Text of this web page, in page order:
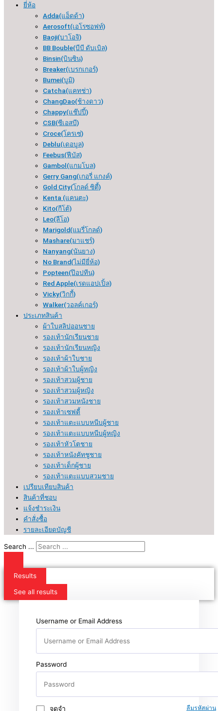
ยี่ห้อ
Adda(แอ็ดด้า)
Aerosoft(เอโรซอฟท์)
Baoji(บาโอจิ)
BB Bouble(บีบี ดับเบิล)
Binsin(บินซิน)
Breaker(เบรกเกอร์​)
Bumei(บูมิ)
Catcha(แคทช่า)
ChangDao(ช้างดาว)
Chappy(แช๊ปปี้)
CSB(ซีเอสบี)
Croce(โครเซ่)
Deblu(เดอบูล)
Feebus(ฟีบัส)
Gambol(แกมโบล)
Gerry Gang(เกอรี่ แกงค์)
Gold City(โกลด์ ซิตี้)
Kenta (แคนตะ)
Kito(กีโต้)
Leo(ลีโอ)
Marigold(แมรี่โกลด์)
Mashare(มาแชร์)
Nanyang(นันยาง)
No Brand(ไม่มียี่ห้อ)
Popteen(ป๊อปทีน)
Red Apple(เรดแอปเปิ้ล)
Vicky(วิกกี้)
Walker(วอลค์เกอร์)
ประเภทสินค้า
ผ้าใบสลิปออนชาย
รองเท้านักเรียนชาย
รองเท้านักเรียนหญิง
รองเท้าผ้าใบชาย
รองเท้าผ้าใบผู้หญิง
รองเท้าสวมผู้ชาย
รองเท้าสวมผู้หญิง
รองเท้าสวมหนังชาย
รองเท้าเซฟตี้
รองเท้าแตะแบบหนีบผู้ชาย
รองเท้าแตะแบบหนีบผู้หญิง
รองเท้าหัวโตชาย
รองเท้าหนังคัทชูชาย
รองเท้าเด็กผู้ชาย
รองเท้าแตะแบบสวมชาย
เปรียบเทียบสินค้า
สินค้าที่ชอบ
แจ้งชำระเงิน
คำสั่งซื้อ
รายละเอียดบัญชี
Search ...
Results
See all results
Username or Email Address
Password
จดจำ ลืมรหัสผ่าน